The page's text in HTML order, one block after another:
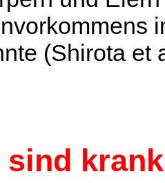
(Shirota et
sind